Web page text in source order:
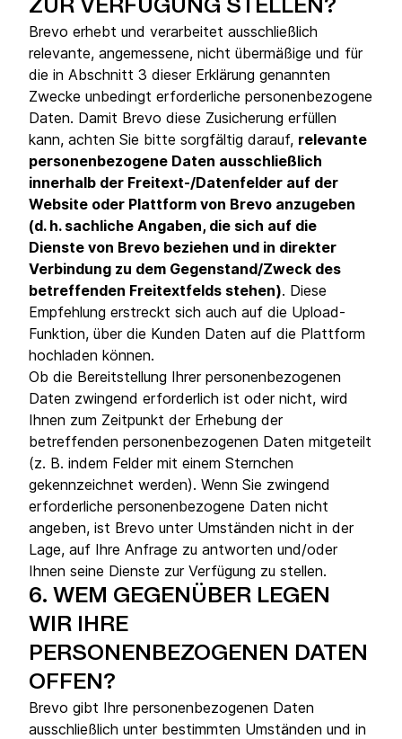
ZUR VERFÜGUNG STELLEN?
Brevo erhebt und verarbeitet ausschließlich
relevante, angemessene, nicht übermäßige und für
die in Abschnitt 3 dieser Erklärung genannten
Zwecke unbedingt erforderliche personenbezogene
Daten. Damit Brevo diese Zusicherung erfüllen
kann, achten Sie bitte sorgfältig darauf, relevante
personenbezogene Daten ausschließlich
innerhalb der Freitext-/Datenfelder auf der
Website oder Plattform von Brevo anzugeben
(d. h. sachliche Angaben, die sich auf die
Dienste von Brevo beziehen und in direkter
Verbindung zu dem Gegenstand/Zweck des
betreffenden Freitextfelds stehen). Diese
Empfehlung erstreckt sich auch auf die Upload-
Funktion, über die Kunden Daten auf die Plattform
hochladen können.
Ob die Bereitstellung Ihrer personenbezogenen
Daten zwingend erforderlich ist oder nicht, wird
Ihnen zum Zeitpunkt der Erhebung der
betreffenden personenbezogenen Daten mitgeteilt
(z. B. indem Felder mit einem Sternchen
gekennzeichnet werden). Wenn Sie zwingend
erforderliche personenbezogene Daten nicht
angeben, ist Brevo unter Umständen nicht in der
Lage, auf Ihre Anfrage zu antworten und/oder
Ihnen seine Dienste zur Verfügung zu stellen.
6. WEM GEGENÜBER LEGEN
WIR IHRE
PERSONENBEZOGENEN DATEN
OFFEN?
Brevo gibt Ihre personenbezogenen Daten
ausschließlich unter bestimmten Umständen und in